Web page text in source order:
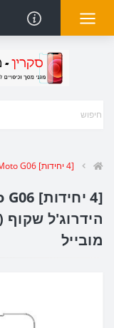
[4 יחידות] Motorola Moto G06 מגן מסך הידרוג'ל שקוף (סיליקון) יחידה אחת סקרין מובייל
הידרוג'ל שקוף
מובייל